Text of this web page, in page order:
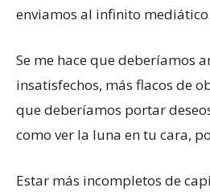
enviamos al infinito
Se me hace que deberíamos
insatisfechos, más flacos de
que deberíamos portar
como ver la luna en tu cara,
Estar más incompletos de